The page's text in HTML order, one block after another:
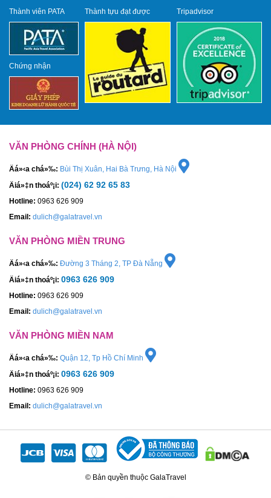
Thành viên PATA
Chứng nhận
Thành tựu đạt được Tripadvisor
VĂN PHÒNG CHÍNH (HÀ NỘI)
Äá»‹a chá»‰: Bùi Thị Xuân, Hai Bà Trưng, Hà Nội
Äiá»‡n thoáº¡i: (024) 62 92 65 83
Hotline: 0963 626 909
Email: dulich@galatravel.vn
VĂN PHÒNG MIỀN TRUNG
Äá»‹a chá»‰: Đường 3 Tháng 2, TP Đà Nẵng
Äiá»‡n thoáº¡i: 0963 626 909
Hotline: 0963 626 909
Email: dulich@galatravel.vn
VĂN PHÒNG MIỀN NAM
Äá»‹a chá»‰: Quận 12, Tp Hồ Chí Minh
Äiá»‡n thoáº¡i: 0963 626 909
Hotline: 0963 626 909
Email: dulich@galatravel.vn
© Bản quyền thuộc GalaTravel